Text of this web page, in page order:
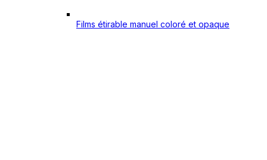
Films étirable manuel coloré et opaque